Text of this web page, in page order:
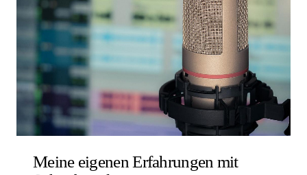
Meine eigenen Erfahrungen mit